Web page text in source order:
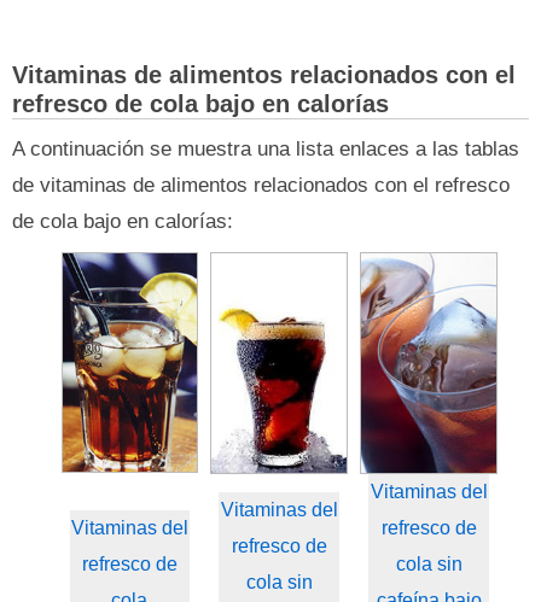
Vitaminas de alimentos relacionados con el
refresco de cola bajo en calorías
A continuación se muestra una lista enlaces a las tablas
de vitaminas de alimentos relacionados con el refresco
de cola bajo en calorías:
Vitaminas del
refresco de
Vitaminas del
refresco de
cola sin
Vitaminas del
refresco de
cola sin